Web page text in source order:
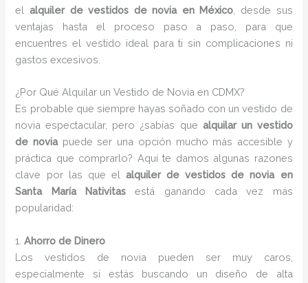
elalquiler de vestidos de novia en México , desde sus
ventajas hasta el proceso paso a paso, para que
encuentres el vestido ideal para ti sin complicaciones ni
gastos excesivos.
¿Por Qué Alquilar un Vestido de Novia en CDMX?
Es probable que siempre hayas soñado con un vestido de
novia espectacular, pero ¿sabías que alquilar un vestido
de noviapuede ser una opción mucho más accesible y
práctica que comprarlo? Aquí te damos algunas razones
clave por las que el alquiler de vestidos de novia en
Santa María Nativitas está ganando cada vez más
popularidad:
1.Ahorro de Dinero
Los vestidos de novia pueden ser muy caros,
especialmente si estás buscando un diseño de alta